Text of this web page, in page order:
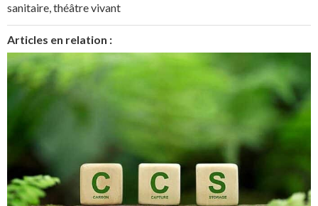
sanitaire,théâtre vivant
Articles en relation :